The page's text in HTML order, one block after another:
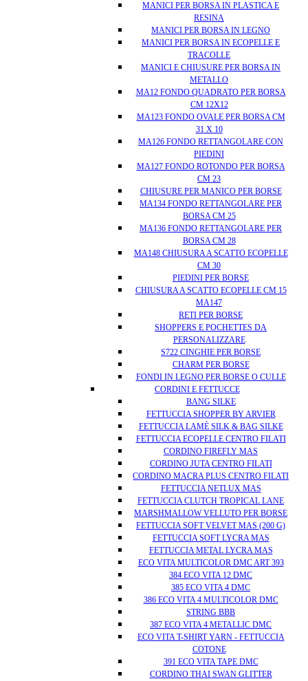
MANICI PER BORSA IN PLASTICA E
RESINA
MANICI PER BORSA IN LEGNO
MANICI PER BORSA IN ECOPELLE E
TRACOLLE
MANICI E CHIUSURE PER BORSA IN
METALLO
MA12 FONDO QUADRATO PER BORSA
CM 12X12
MA123 FONDO OVALE PER BORSA CM
31 X 10
MA126 FONDO RETTANGOLARE CON
PIEDINI
MA127 FONDO ROTONDO PER BORSA
CM 23
CHIUSURE PER MANICO PER BORSE
MA134 FONDO RETTANGOLARE PER
BORSA CM 25
MA136 FONDO RETTANGOLARE PER
BORSA CM 28
MA148 CHIUSURA A SCATTO ECOPELLE
CM 30
PIEDINI PER BORSE
CHIUSURA A SCATTO ECOPELLE CM 15
MA147
RETI PER BORSE
SHOPPERS E POCHETTES DA
PERSONALIZZARE
S722 CINGHIE PER BORSE
CHARM PER BORSE
FONDI IN LEGNO PER BORSE O CULLE
CORDINI E FETTUCCE
BANG SILKE
FETTUCCIA SHOPPER BY ARVIER
FETTUCCIA LAMÈ SILK & BAG SILKE
FETTUCCIA ECOPELLE CENTRO FILATI
CORDINO FIREFLY MAS
CORDINO JUTA CENTRO FILATI
CORDINO MACRA PLUS CENTRO FILATI
FETTUCCIA NETLUX MAS
FETTUCCIA CLUTCH TROPICAL LANE
MARSHMALLOW VELLUTO PER BORSE
FETTUCCIA SOFT VELVET MAS (200 G)
FETTUCCIA SOFT LYCRA MAS
FETTUCCIA METAL LYCRA MAS
ECO VITA MULTICOLOR DMC ART 393
384 ECO VITA 12 DMC
385 ECO VITA 4 DMC
386 ECO VITA 4 MULTICOLOR DMC
STRING BBB
387 ECO VITA 4 METALLIC DMC
ECO VITA T-SHIRT YARN - FETTUCCIA
COTONE
391 ECO VITA TAPE DMC
CORDINO THAI SWAN GLITTER